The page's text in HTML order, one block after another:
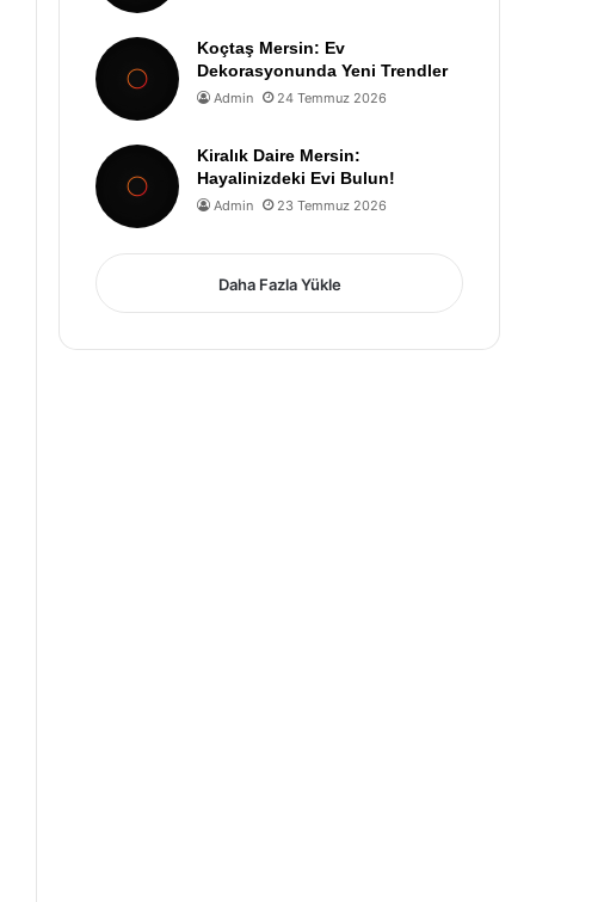
Koçtaş Mersin: Ev
Dekorasyonunda Yeni Trendler
Admin 24 Temmuz 2026
Kiralık Daire Mersin:
Hayalinizdeki Evi Bulun!
Admin 23 Temmuz 2026
Daha Fazla Yükle